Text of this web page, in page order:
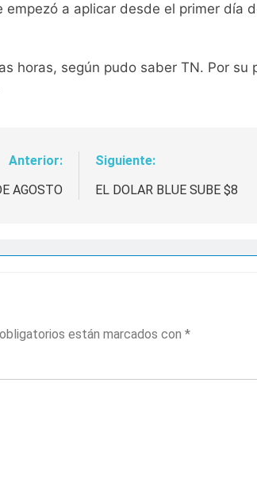
a aplicar desde el primer día
horas, según pudo saber TN. Por
Anterior:
AGOSTO
Siguiente:
EL DOLAR BLUE SUBE $8
están marcados con *